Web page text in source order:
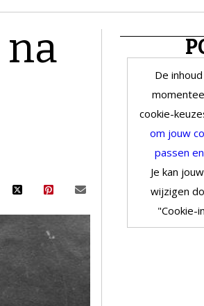
De
cookie-
om jouw
passen
Je kan
wijzigen
"Cookie-